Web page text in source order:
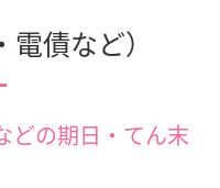
債など）
どの期日・てん末